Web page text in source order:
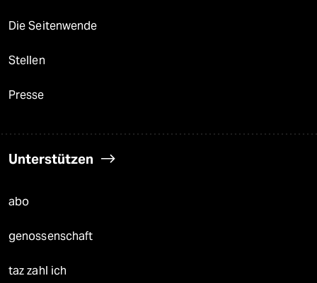
Die Seitenwende
Stellen
Presse
Unterstützen
abo
genossenschaft
taz zahl ich